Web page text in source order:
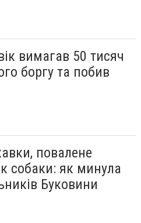
вимагав 50 тисяч
боргу та побив
повалене
собаки: як минула
Буковини